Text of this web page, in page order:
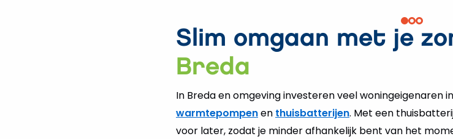
moet
je
Slim omgaan met je
Breda
In Breda en omgeving investeren veel woningeigenaren
warmtepompenen thuisbatterijen. Met een
voor later, zodat je minder afhankelijk bent van het